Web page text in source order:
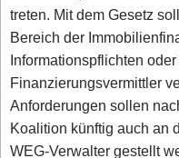
treten. Mit dem Gesetz
Bereich der
Informationspflichten
Finanzierungsvermittler
Anforderungen sollen
Koalition künftig auch an
WEG-Verwalter gestellt